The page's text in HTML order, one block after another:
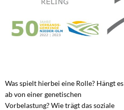
Was spielt hierbei eine Rolle? Hängt es
ab von einer genetischen
Vorbelastung? Wie trägt das soziale